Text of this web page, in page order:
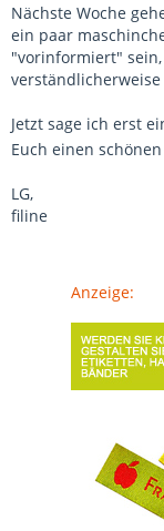
Nächste Woche
ein paar
"vorinformiert"
Jetzt sage ich erst
Euch einen
LG,
filine
Anzeige: